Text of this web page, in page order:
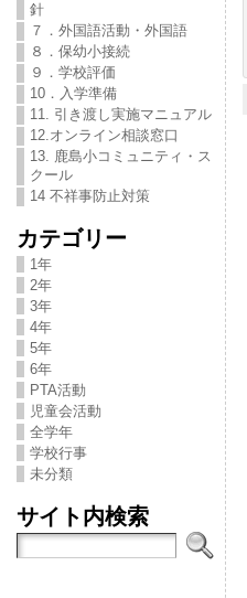
針
７．外国語活動・外国語
８．保幼小接続
９．学校評価
10．入学準備
11. 引き渡し実施マニュアル
12.オンライン相談窓口
13. 鹿島小コミュニティ・ス
クール
14 不祥事防止対策
カテゴリー
1年
2年
3年
4年
5年
6年
PTA活動
児童会活動
全学年
学校行事
未分類
サイト内検索